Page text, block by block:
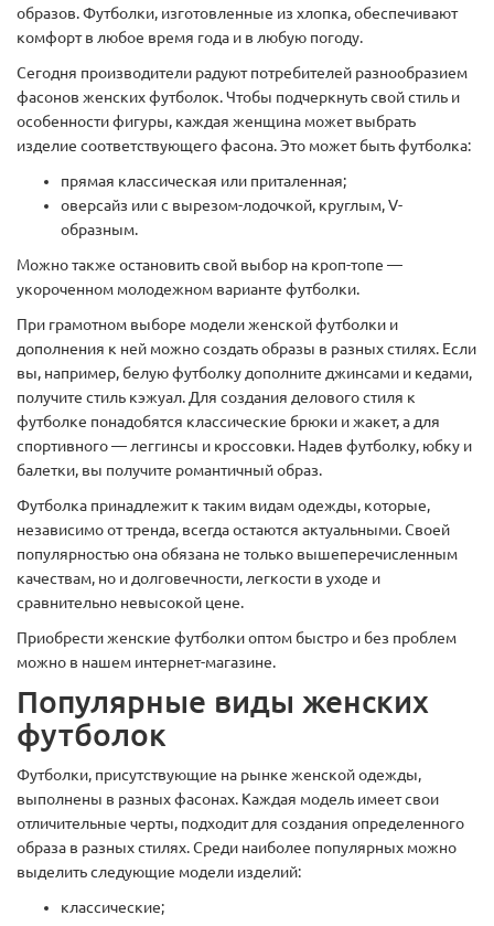
образов. Футболки, изготовленные из хлопка, обеспечивают
комфорт в любое время года и в любую погоду.
Сегодня производители радуют потребителей разнообразием
фасонов женских футболок. Чтобы подчеркнуть свой стиль и
особенности фигуры, каждая женщина может выбрать
изделие соответствующего фасона. Это может быть футболка:
прямая классическая или приталенная;
оверсайз или с вырезом-лодочкой, круглым, V-
образным.
Можно также остановить свой выбор на кроп-топе —
укороченном молодежном варианте футболки.
При грамотном выборе модели женской футболки и
дополнения к ней можно создать образы в разных стилях. Если
вы, например, белую футболку дополните джинсами и кедами,
получите стиль кэжуал. Для создания делового стиля к
футболке понадобятся классические брюки и жакет, а для
спортивного — леггинсы и кроссовки. Надев футболку, юбку и
балетки, вы получите романтичный образ.
Футболка принадлежит к таким видам одежды, которые,
независимо от тренда, всегда остаются актуальными. Своей
популярностью она обязана не только вышеперечисленным
качествам, но и долговечности, легкости в уходе и
сравнительно невысокой цене.
Приобрести женские футболки оптом быстро и без проблем
можно в нашем интернет-магазине.
Популярные виды женских
футболок
Футболки, присутствующие на рынке женской одежды,
выполнены в разных фасонах. Каждая модель имеет свои
отличительные черты, подходит для создания определенного
образа в разных стилях. Среди наиболее популярных можно
выделить следующие модели изделий:
классические;